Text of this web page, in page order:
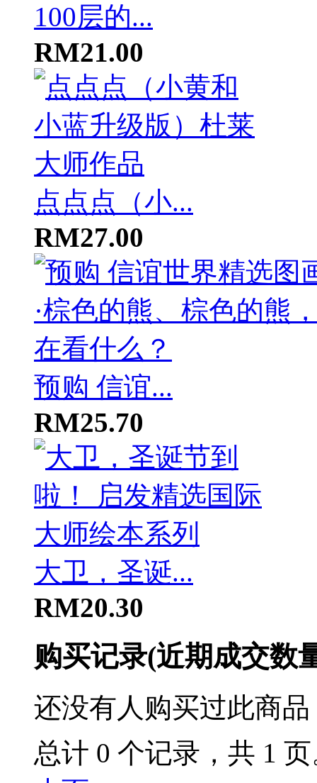
100层的...
RM21.00
点点点（小...
RM27.00
预购 信谊...
RM25.70
大卫，圣诞...
RM20.30
购买记录(近期成交数
还没有人购买过此商品
总计 0 个记录，共 1